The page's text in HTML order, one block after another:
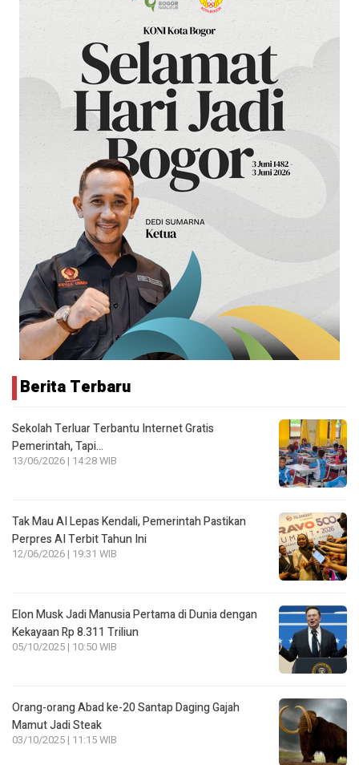
Berita Terbaru
Sekolah Terluar Terbantu Internet Gratis
Pemerintah, Tapi…
13/06/2026 | 14:28 WIB
Tak Mau AI Lepas Kendali, Pemerintah Pastikan
Perpres AI Terbit Tahun Ini
12/06/2026 | 19:31 WIB
Elon Musk Jadi Manusia Pertama di Dunia dengan
Kekayaan Rp 8.311 Triliun
05/10/2025 | 10:50 WIB
Orang-orang Abad ke-20 Santap Daging Gajah
Mamut Jadi Steak
03/10/2025 | 11:15 WIB